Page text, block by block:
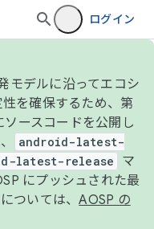
ログイン
モデルに沿ってエコシ
を確保するため、第
ースコードを公開し
android-latest-
latest-release
マ
にプッシュされた最
ついては、AOSP の